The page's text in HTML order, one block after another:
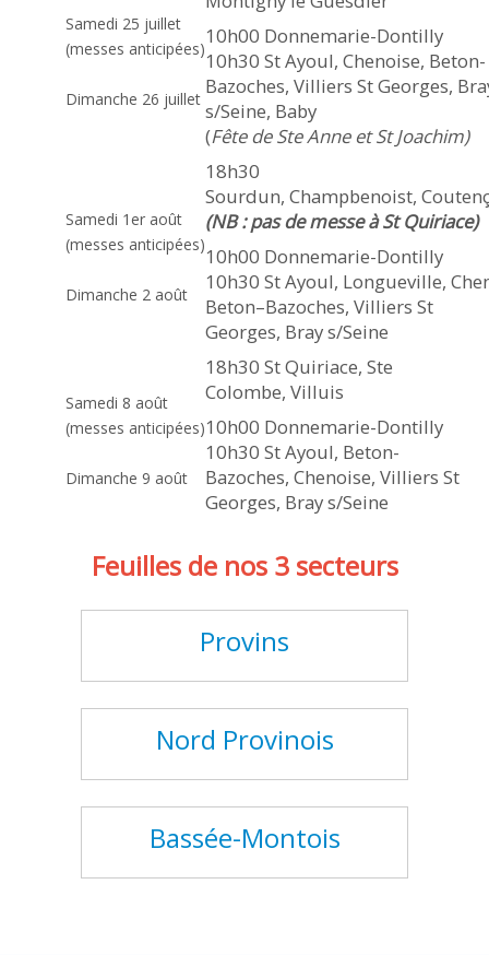
on les voit vivre dans le monde,
mais le culte qu’ils rendent à Dieu
demeure invisible.
Samedi 25 juillet
(messes anticipées)
Dimanche 26 juillet
10h00 Donnemarie-Dontilly
10h30 St Ayoul, Chenoise, Beton-
Bazoches, Villiers St Georges,
s/Seine, Baby
(Fête de Ste Anne et St Joachim)
Samedi 1er août
(messes anticipées)
Dimanche 2 août
18h30
Sourdun, Champbenoist,
(NB : pas de messe à St Quiriace)
10h00 Donnemarie-Dontilly
10h30 St Ayoul, Longueville,
Beton–Bazoches, Villiers St
Georges, Bray s/Seine
Samedi 8 août
(messes anticipées)
Dimanche 9 août
18h30 St Quiriace, Ste
Colombe, Villuis
10h00 Donnemarie-Dontilly
10h30 St Ayoul, Beton-
Bazoches, Chenoise, Villiers St
Georges, Bray s/Seine
Feuilles de nos 3 secteurs
Provins
Nord Provinois
Bassée-Montois